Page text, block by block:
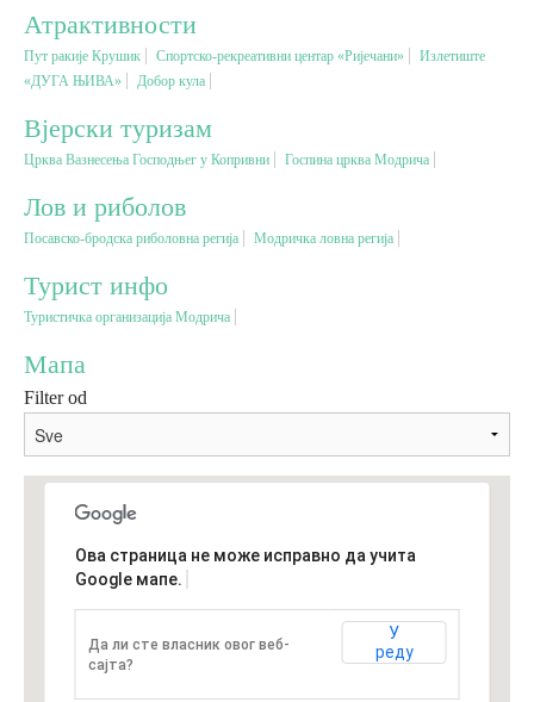
Бањски туризам
Вјерски туризам
Авантура
Еко туризам
Културни туризам
Лов и риболов
Сеоски туризам
Омладински туризам
Дестинације
Списак дестинација
Атрактивности
Пут ракије Крушик Спортско-рекреативни центар «Ријечани»
Излетиште
«ДУГА ЊИВА»
Добор кула
Вјерски туризам
Црква Вазнесења Господњег у Копривни Госпина црква Модрича
Лов и риболов
Посавско-бродска риболовна регија Модричка ловна регија
Турист инфо
Туристичка организација Модрича
Мапа
Filter od
Ова страница не може исправно да учита
Google мапе.
Да ли сте власник овог веб-
сајта?
У
реду